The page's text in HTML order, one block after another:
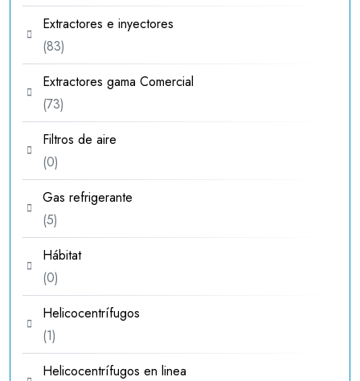
productos
Extractores e inyectores
8383
productos
Extractores gama Comercial
7373
productos
Filtros de aire
00
productos
Gas refrigerante
55
productos
Hábitat
00
productos
Helicocentrífugos
11
producto
Helicocentrífugos en linea